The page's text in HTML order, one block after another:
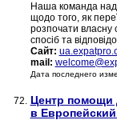
Наша команда
щодо того, як
розпочати власну
спосіб та
Сайт:
mail:
Дата последнего
72. Центр помощи
в